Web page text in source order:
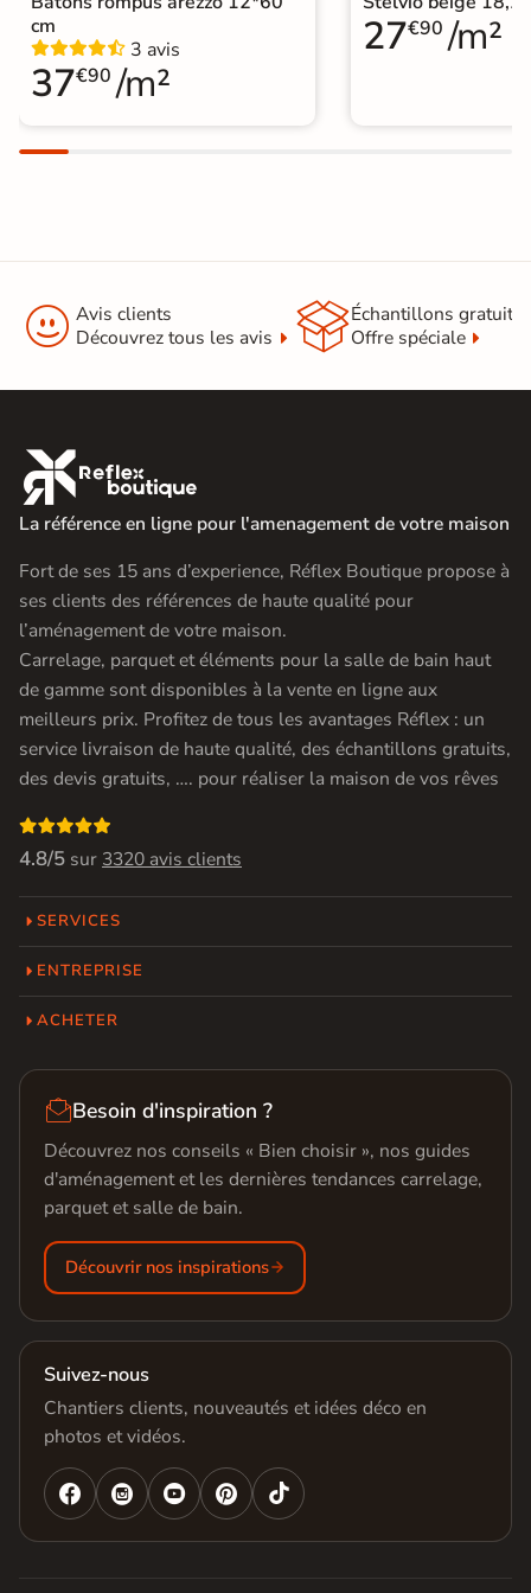
Origine
Sous-couche
intégrée
Format Simplifié
cm
3 avis
37€90 /m²
27€90 /m²
 Avis clients
Découvrez tous les avis
Échantillons gratuit
Offre spéciale

La référence en ligne pour l'amenagement de votre maison
Fort de ses 15 ans d’experience, Réflex Boutique propose à
ses clients des références de haute qualité pour
l’aménagement de votre maison.
Carrelage, parquet et éléments pour la salle de bain haut
de gamme sont disponibles à la vente en ligne aux
meilleurs prix. Profitez de tous les avantages Réflex : un
service livraison de haute qualité, des échantillons gratuits,
des devis gratuits, …. pour réaliser la maison de vos rêves

4.8/5 sur 3320 avis clients
SERVICES
ENTREPRISE
ACHETER
Besoin d'inspiration ?
Découvrez nos conseils « Bien choisir », nos guides
d'aménagement et les dernières tendances carrelage,
parquet et salle de bain.
Découvrir nos inspirations
Suivez-nous
Chantiers clients, nouveautés et idées déco en
photos et vidéos.
   